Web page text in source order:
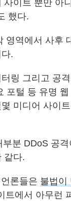
이트 뿐만 아
했다.
영역에서 사후
.
링 그리고 공
포털 등 유명
미디어 사이
부분 DDoS 공
같다.
론들은 불법이
트에서 아무런